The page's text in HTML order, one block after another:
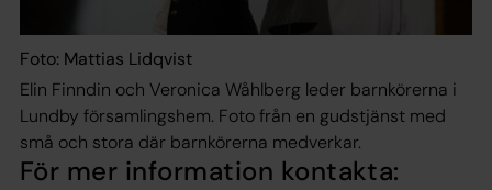
Foto: Mattias Lidqvist
Elin Finndin och Veronica Wåhlberg leder barnkörerna i
Lundby församlingshem. Foto från en gudstjänst med
små och stora där barnkörerna medverkar.
För mer information kontakta: